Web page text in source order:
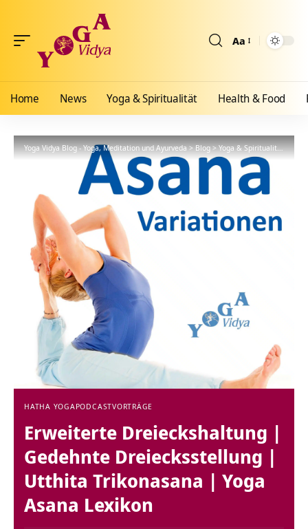
Aa
Home News Yoga & Spiritualität Health & Food
Yoga Vidya Blog - Yoga, Meditation und Ayurveda>Blog>Yoga & Spiritualität >
HATHA YOGAPODCASTVORTRÄGE
Erweiterte Dreieckshaltung |
Gedehnte Dreiecksstellung |
Utthita Trikonasana | Yoga
Asana Lexikon